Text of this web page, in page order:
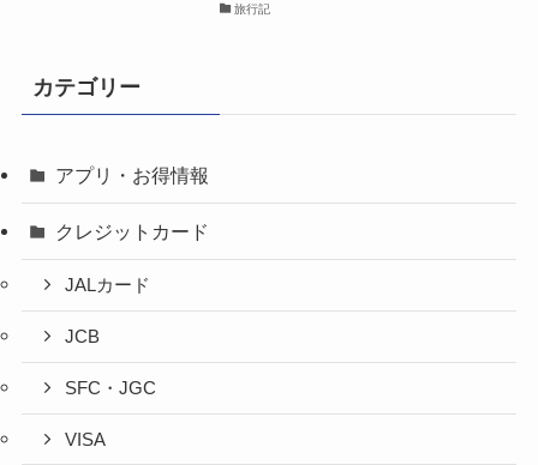
旅行記
カテゴリー
アプリ・お得情報
クレジットカード
JALカード
JCB
SFC・JGC
VISA